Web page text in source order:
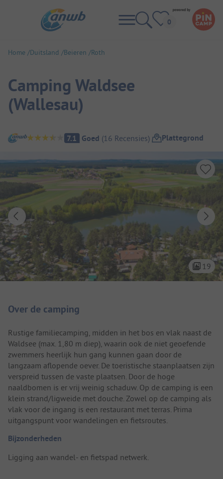
Home Duitsland Beieren Roth
Camping Waldsee
(Wallesau)
Camping overzicht
7.1 Goed (16 Recensies) Plattegrond
19
Over de camping
Rustige familiecamping, midden in het bos en vlak naast de
Waldsee (max. 1,80 m diep), waarin ook de niet geoefende
zwemmers heerlijk hun gang kunnen gaan door de
langzaam aflopende oever. De toeristische staanplaatsen zijn
verspreid tussen de vaste plaatsen. Door de hoge
naaldbomen is er vrij weinig schaduw. Op de camping is een
klein strand/ligweide met douche. Zowel op de camping als
vlak voor de ingang is een restaurant met terras. Prima
uitgangspunt voor wandelingen en fietsroutes.
Bijzonderheden
Ligging aan wandel- en fietspad netwerk.